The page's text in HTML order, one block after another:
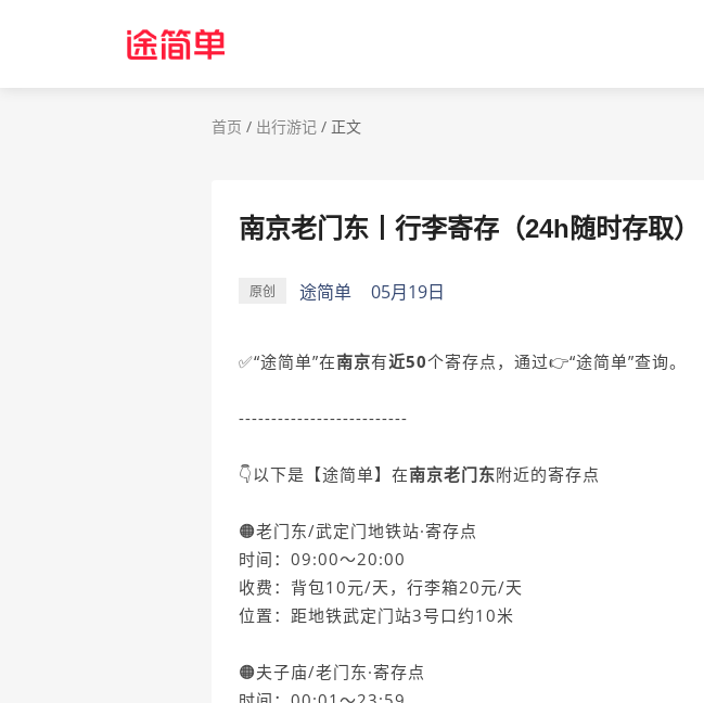
首页 / 出行游记 / 正文
南京老门东丨行李寄存（24h随时存取）
原创 途简单 05月19日
✅“途简单”在南京有近50个寄存点，通过👉“途简单”查询。
--------------------------
👇以下是【途简单】在南京老门东附近的寄存点
🟠老门东/武定门地铁站·寄存点
时间：09:00～20:00
收费：背包10元/天，行李箱20元/天
位置：距地铁武定门站3号口约10米
🟠夫子庙/老门东·寄存点